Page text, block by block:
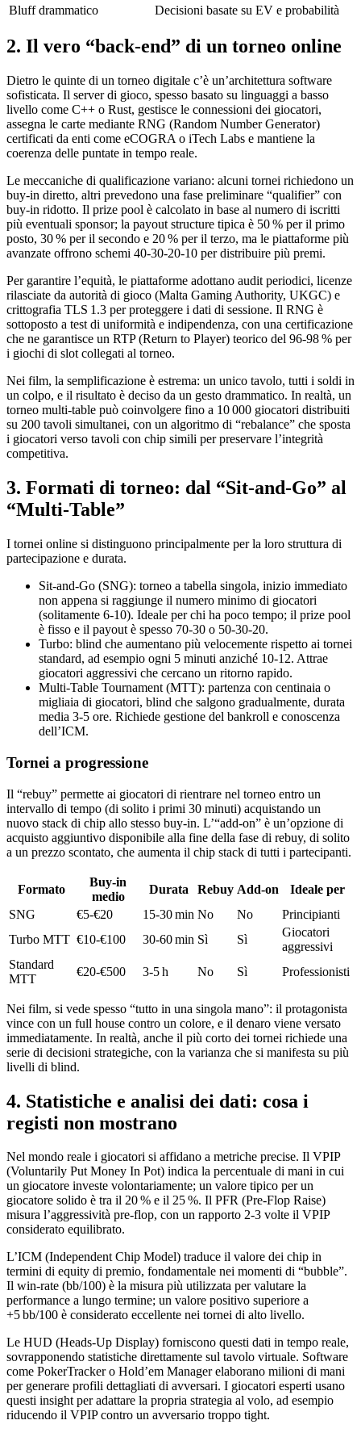
Bluff drammatico
Decisioni basate su EV e probabilità
2. Il vero “back‑end” di un torneo online
Dietro le quinte di un torneo digitale c’è un’architettura software
sofisticata. Il server di gioco, spesso basato su linguaggi a basso
livello come C++ o Rust, gestisce le connessioni dei giocatori,
assegna le carte mediante RNG (Random Number Generator)
certificati da enti come eCOGRA o iTech Labs e mantiene la
coerenza delle puntate in tempo reale.
Le meccaniche di qualificazione variano: alcuni tornei richiedono un
buy‑in diretto, altri prevedono una fase preliminare “qualifier” con
buy‑in ridotto. Il prize pool è calcolato in base al numero di iscritti
più eventuali sponsor; la payout structure tipica è 50 % per il primo
posto, 30 % per il secondo e 20 % per il terzo, ma le piattaforme più
avanzate offrono schemi 40‑30‑20‑10 per distribuire più premi.
Per garantire l’equità, le piattaforme adottano audit periodici, licenze
rilasciate da autorità di gioco (Malta Gaming Authority, UKGC) e
crittografia TLS 1.3 per proteggere i dati di sessione. Il RNG è
sottoposto a test di uniformità e indipendenza, con una certificazione
che ne garantisce un RTP (Return to Player) teorico del 96‑98 % per
i giochi di slot collegati al torneo.
Nei film, la semplificazione è estrema: un unico tavolo, tutti i soldi in
un colpo, e il risultato è deciso da un gesto drammatico. In realtà, un
torneo multi‑table può coinvolgere fino a 10 000 giocatori distribuiti
su 200 tavoli simultanei, con un algoritmo di “rebalance” che sposta
i giocatori verso tavoli con chip simili per preservare l’integrità
competitiva.
3. Formati di torneo: dal “Sit‑and‑Go” al
“Multi‑Table”
I tornei online si distinguono principalmente per la loro struttura di
partecipazione e durata.
Sit‑and‑Go (SNG): torneo a tabella singola, inizio immediato
non appena si raggiunge il numero minimo di giocatori
(solitamente 6‑10). Ideale per chi ha poco tempo; il prize pool
è fisso e il payout è spesso 70‑30 o 50‑30‑20.
Turbo: blind che aumentano più velocemente rispetto ai tornei
standard, ad esempio ogni 5 minuti anziché 10‑12. Attrae
giocatori aggressivi che cercano un ritorno rapido.
Multi‑Table Tournament (MTT): partenza con centinaia o
migliaia di giocatori, blind che salgono gradualmente, durata
media 3‑5 ore. Richiede gestione del bankroll e conoscenza
dell’ICM.
Tornei a progressione
Il “rebuy” permette ai giocatori di rientrare nel torneo entro un
intervallo di tempo (di solito i primi 30 minuti) acquistando un
nuovo stack di chip allo stesso buy‑in. L’“add‑on” è un’opzione di
acquisto aggiuntivo disponibile alla fine della fase di rebuy, di solito
a un prezzo scontato, che aumenta il chip stack di tutti i partecipanti.
Formato
Buy‑in
medio
Durata Rebuy Add‑on
Ideale per
SNG
€5‑€20 15‑30 min No No
Principianti
Turbo MTT €10‑€100 30‑60 min Sì Sì
Giocatori
aggressivi
Standard
MTT
€20‑€500 3‑5 h No Sì Professionisti
Nei film, si vede spesso “tutto in una singola mano”: il protagonista
vince con un full house contro un colore, e il denaro viene versato
immediatamente. In realtà, anche il più corto dei tornei richiede una
serie di decisioni strategiche, con la varianza che si manifesta su più
livelli di blind.
4. Statistiche e analisi dei dati: cosa i
registi non mostrano
Nel mondo reale i giocatori si affidano a metriche precise. Il VPIP
(Voluntarily Put Money In Pot) indica la percentuale di mani in cui
un giocatore investe volontariamente; un valore tipico per un
giocatore solido è tra il 20 % e il 25 %. Il PFR (Pre‑Flop Raise)
misura l’aggressività pre‑flop, con un rapporto 2‑3 volte il VPIP
considerato equilibrato.
L’ICM (Independent Chip Model) traduce il valore dei chip in
termini di equity di premio, fondamentale nei momenti di “bubble”.
Il win‑rate (bb/100) è la misura più utilizzata per valutare la
performance a lungo termine; un valore positivo superiore a
+5 bb/100 è considerato eccellente nei tornei di alto livello.
Le HUD (Heads‑Up Display) forniscono questi dati in tempo reale,
sovrapponendo statistiche direttamente sul tavolo virtuale. Software
come PokerTracker o Hold’em Manager elaborano milioni di mani
per generare profili dettagliati di avversari. I giocatori esperti usano
questi insight per adattare la propria strategia al volo, ad esempio
riducendo il VPIP contro un avversario troppo tight.